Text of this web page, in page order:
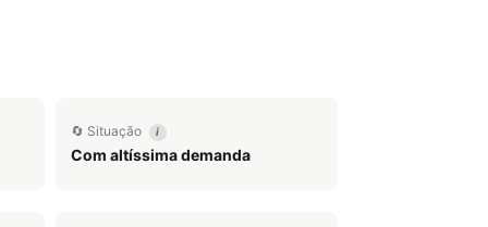
🔄 Situação i
Com altíssima demanda